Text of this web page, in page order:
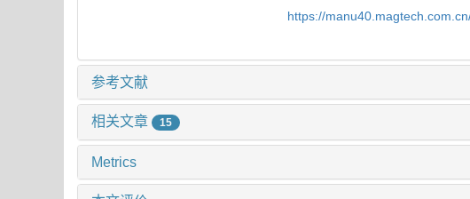
https://
参考文献
相关文章 15
Metrics